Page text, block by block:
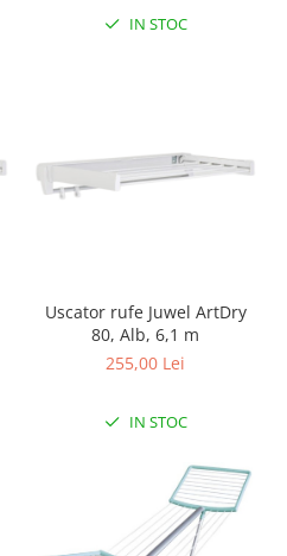
IN STOC
Uscator rufe Juwel ArtDry
80, Alb, 6,1 m
255,00 Lei
IN STOC